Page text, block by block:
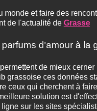
monde et faire des
de l'actualité de Grasse
d'amour à la
de mieux cerner
grassoise ces données
ceux qui cherchent à
solution est
sur les sites